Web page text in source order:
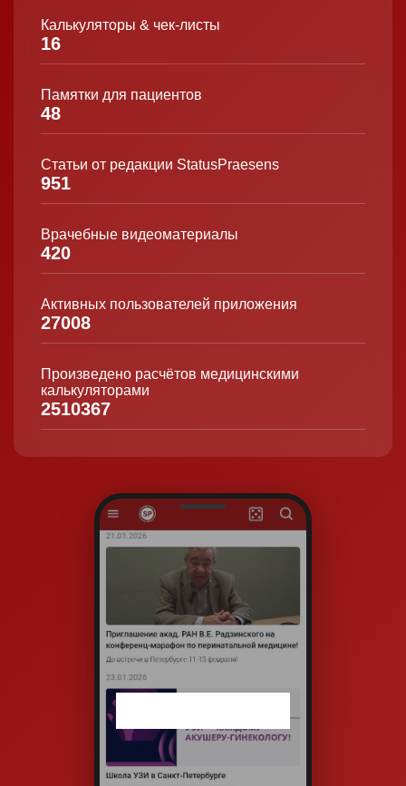
Калькуляторы & чек-листы
16
Памятки для пациентов
48
Статьи от редакции StatusPraesens
951
Врачебные видеоматериалы
420
Активных пользователей приложения
27008
Произведено расчётов медицинскими
калькуляторами
2510367